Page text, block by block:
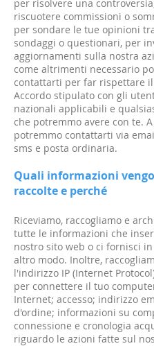
per risolvere una
riscuotere commissioni o
per sondare le tue opinioni
sondaggi o questionari, per
aggiornamenti sulla nostra
come altrimenti necessario
contattarti per far rispettare
Accordo stipulato con gli
nazionali applicabili e
che potremmo avere con te.
potremmo contattarti via
sms e posta ordinaria.
Quali informazioni
raccolte e perché
Riceviamo, raccogliamo e
tutte le informazioni che
nostro sito web o ci fornisci
altro modo. Inoltre,
l'indirizzo IP (Internet
per connettere il tuo
Internet; accesso; indirizzo
d'ordine; informazioni su
connessione e cronologia
riguardo le azioni fatte sul